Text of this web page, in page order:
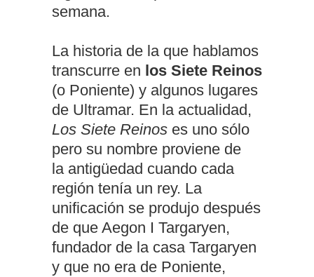
semana.
La historia de la que hablamos
transcurre en los Siete Reinos
(o Poniente) y algunos lugares
de Ultramar. En la actualidad,
Los Siete Reinos es uno sólo
pero su nombre proviene de
la antigüedad cuando cada
región tenía un rey. La
unificación se produjo después
de que Aegon I Targaryen,
fundador de la casa Targaryen
y que no era de Poniente,